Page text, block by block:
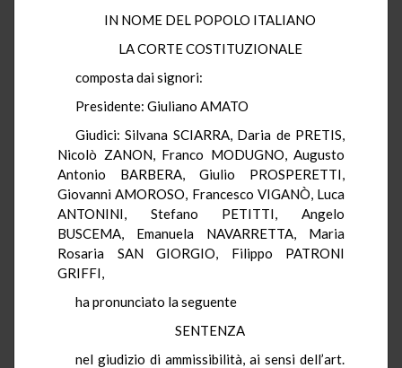
IN NOME DEL POPOLO ITALIANO
LA CORTE COSTITUZIONALE
composta dai signori:
Presidente: Giuliano AMATO
Giudici: Silvana SCIARRA, Daria de PRETIS,
Nicolò ZANON, Franco MODUGNO, Augusto
Antonio BARBERA, Giulio PROSPERETTI,
Giovanni AMOROSO, Francesco VIGANÒ, Luca
ANTONINI, Stefano PETITTI, Angelo
BUSCEMA, Emanuela NAVARRETTA, Maria
Rosaria SAN GIORGIO, Filippo PATRONI
GRIFFI,
ha pronunciato la seguente
SENTENZA
nel giudizio di ammissibilità, ai sensi dell’art.